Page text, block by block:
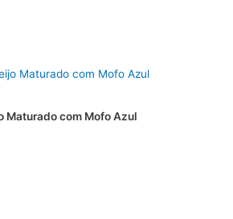
Maturado com Mofo Azul